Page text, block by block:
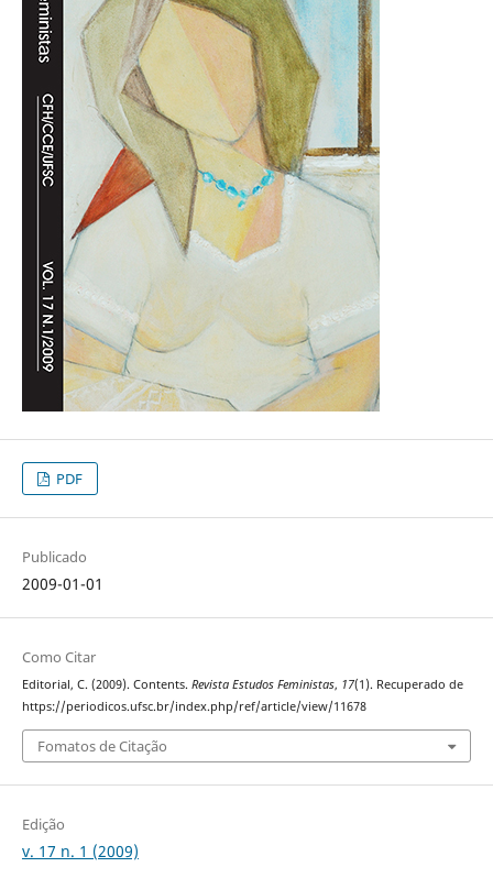
PDF
Publicado
2009-01-01
Como Citar
Editorial, C. (2009). Contents. Revista Estudos Feministas, 17(1). Recuperado de
https://periodicos.ufsc.br/index.php/ref/article/view/11678
Fomatos de Citação
Edição
v. 17 n. 1 (2009)